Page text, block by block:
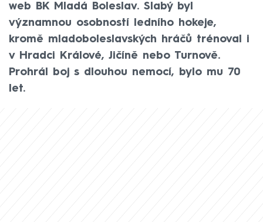
web BK Mladá Boleslav. Slabý byl
významnou osobností ledního hokeje,
kromě mladoboleslavských hráčů trénoval i
v Hradci Králové, Jičíně nebo Turnově.
Prohrál boj s dlouhou nemocí, bylo mu 70
let.